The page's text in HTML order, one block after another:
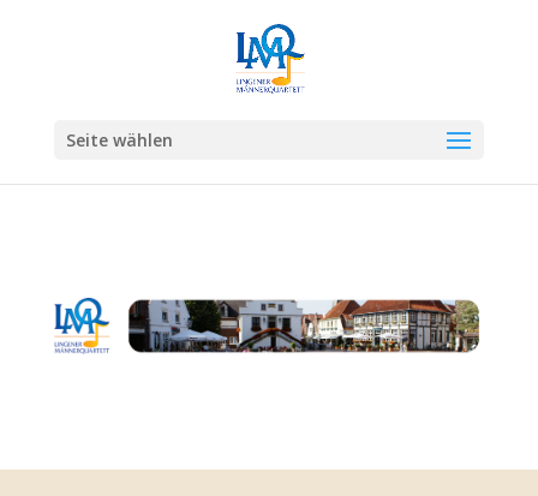
Seite wählen